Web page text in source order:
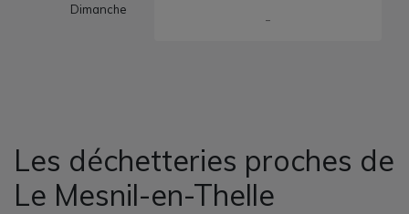
Les déchetteries proches de
Le Mesnil-en-Thelle
Dimanche
-